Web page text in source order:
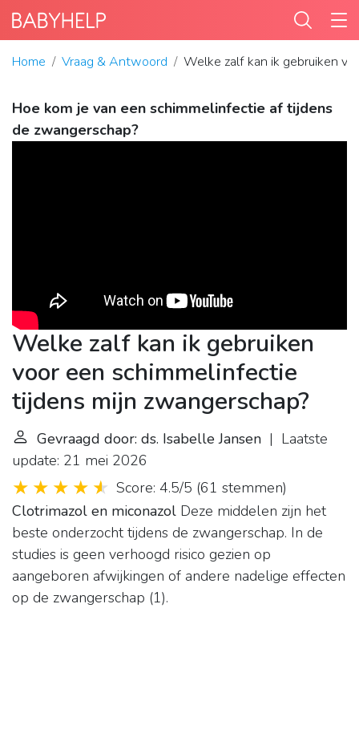
Home Vraag & Antwoord Welke zalf kan ik gebruiken
Hoe kom je van een schimmelinfectie af tijdens
de zwangerschap?
Welke zalf kan ik gebruiken
voor een schimmelinfectie
tijdens mijn zwangerschap?
Gevraagd door: ds. Isabelle Jansen | Laatste
update: 21 mei 2026
Score: 4.5/5 (61 stemmen)
Clotrimazol en miconazol Deze middelen zijn het
beste onderzocht tijdens de zwangerschap. In de
studies is geen verhoogd risico gezien op
aangeboren afwijkingen of andere nadelige effecten
op de zwangerschap (1).